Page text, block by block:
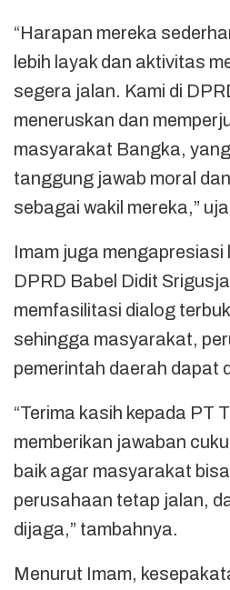
“Harapan mereka
lebih layak dan aktivitas
segera jalan. Kami di
meneruskan dan
masyarakat Bangka,
tanggung jawab moral
sebagai wakil mereka,”
Imam juga mengapresiasi
DPRD Babel Didit
memfasilitasi dialog
sehingga masyarakat,
pemerintah daerah dapat
“Terima kasih kepada PT
memberikan jawaban
baik agar masyarakat
perusahaan tetap jalan,
dijaga,” tambahnya.
Menurut Imam,